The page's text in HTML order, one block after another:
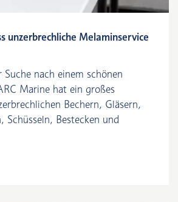
unzerbrechliche Melaminservice
Suche nach einem schönen
Marine hat ein großes
Bechern, Gläsern,
Schüsseln, Bestecken und